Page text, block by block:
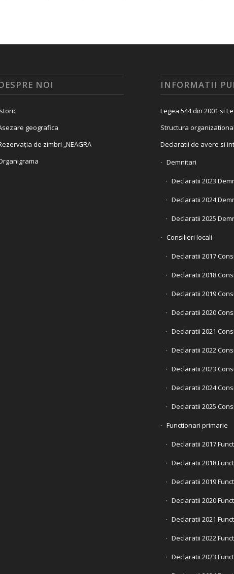
NOI
geografica
de zimbri „NEAGRA
INFORMATII
Legea 544 din 2001 si
Structura
Declaratii de avere si
Demnitari
Declaratii 2023
Declaratii 2024
Declaratii 2025
Consilieri locali
Declaratii 2017
Declaratii 2018
Declaratii 2019
Declaratii 2020
Declaratii 2021
Declaratii 2022
Declaratii 2023
Declaratii 2024
Declaratii 2025
Functionari primarie
Declaratii 2017
Declaratii 2018
Declaratii 2019
Declaratii 2020
Declaratii 2021
Declaratii 2022
Declaratii 2023